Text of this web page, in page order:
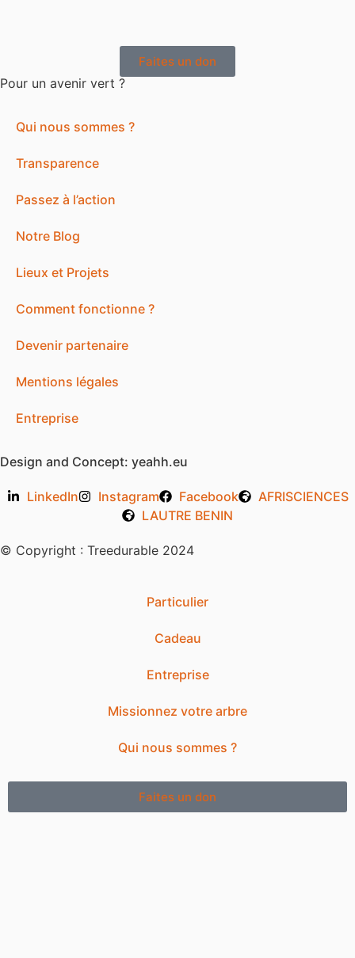
Faites un don
Pour un avenir vert ?
Qui nous sommes ?
Transparence
Passez à l’action
Notre Blog
Lieux et Projets
Comment fonctionne ? ​
Devenir partenaire
Mentions légales
Entreprise
Design and Concept: yeahh.eu
LinkedIn Instagram Facebook
AFRISCIENCES
LAUTRE BENIN
© Copyright : Treedurable 2024
Particulier
Cadeau
Entreprise
Missionnez votre arbre
Qui nous sommes ?
Faites un don